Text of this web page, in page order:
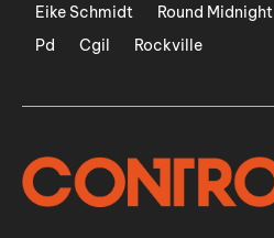
Eike Schmidt
Round Midnight
Pd
Cgil Rockville